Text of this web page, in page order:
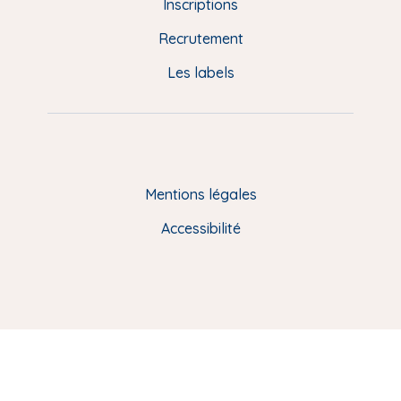
g
Inscriptions
Recrutement
Les labels
Mentions légales
Accessibilité